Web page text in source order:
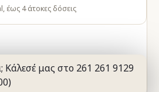
έως 4 άτοκες δόσεις
Κάλεσέ μας στο 261 261 9129